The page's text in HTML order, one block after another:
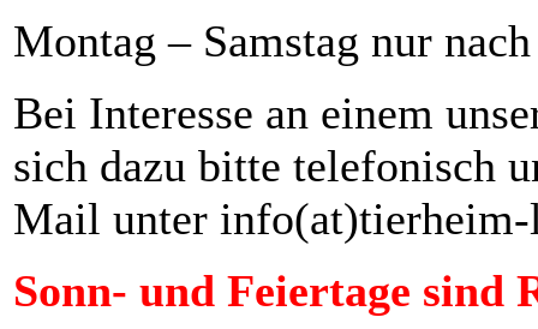
Montag – Samstag nur
Bei Interesse an einem
sich dazu bitte telefonisch
Mail unter
Sonn- und Feiertage sind